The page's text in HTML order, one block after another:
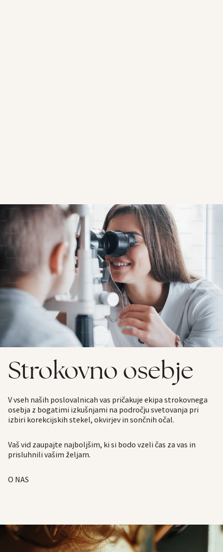
Strokovno osebje
V vseh naših poslovalnicah vas pričakuje ekipa strokovnega
osebja z bogatimi izkušnjami na področju svetovanja pri
izbiri korekcijskih stekel, okvirjev in sončnih očal.
Vaš vid zaupajte najboljšim, ki si bodo vzeli čas za vas in
prisluhnili vašim željam.
O NAS